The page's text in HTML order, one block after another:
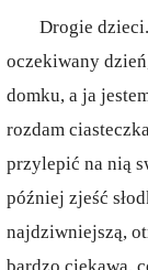
Drogie
oczekiwany
domku, a ja
rozdam
przylepić na nią
później zjeść
najdziwniejszą,